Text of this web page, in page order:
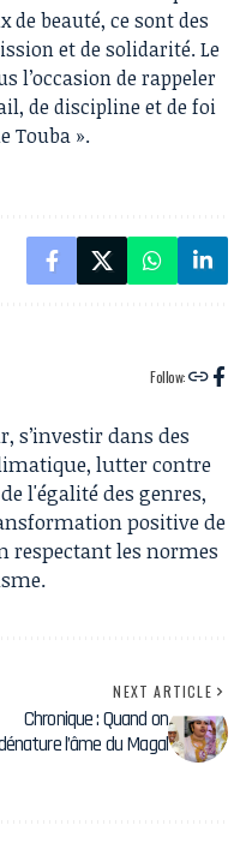
de beauté, ce sont des
et de solidarité. Le
l’occasion de rappeler
de discipline et de foi
Touba ».
Follow:
s’investir dans des
lutter contre
l'égalité des genres,
positive de
respectant les normes
NEXT ARTICLE
Chronique : Quand on
l’âme du Magal